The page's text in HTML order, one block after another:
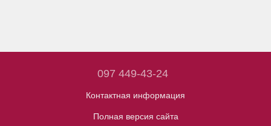
097 449-43-24
Контактная информация
Полная версия сайта